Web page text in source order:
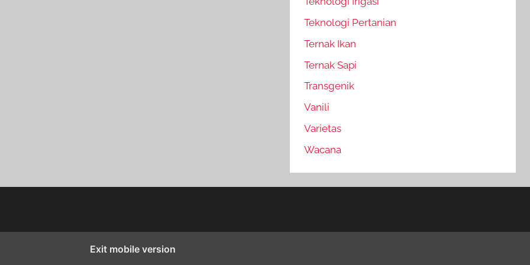
Teknologi Pertanian
Ternak Ikan
Ternak Sapi
Transgenik
Vanili
Varietas
Wacana
Exit mobile version